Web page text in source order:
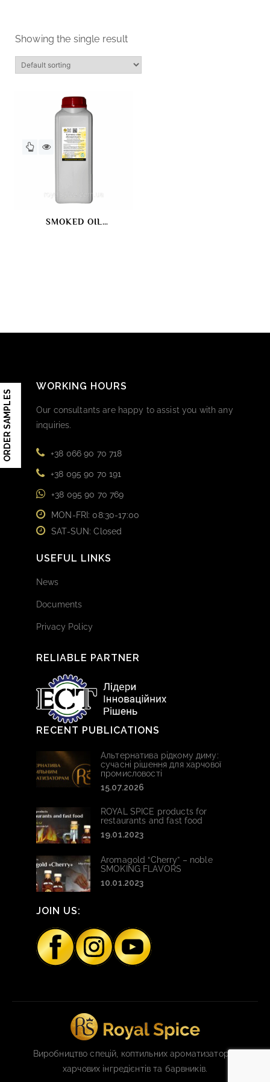
ORDER SAMPLES
Showing the single result
SMOKED OIL
WORKING HOURS
Our consultants are happy to assist you with any
inquiries.
+38 066 90 70 718
+38 095 90 70 191
+38 095 90 70 769
MON-FRI: 08:30-17:00
SAT-SUN: Closed
USEFUL LINKS
News
Documents
Privacy Policy
RELIABLE PARTNER
RECENT PUBLICATIONS
Альтернатива рідкому диму:
сучасні рішення для харчової
промисловості
15.07.2026
ROYAL SPICE products for
restaurants and fast food
19.01.2023
Aromagold “Cherry” – noble
SMOKING FLAVORS
10.01.2023
JOIN US:
Виробництво спецій, коптильних ароматизаторів,
харчових інгредієнтів та барвників.